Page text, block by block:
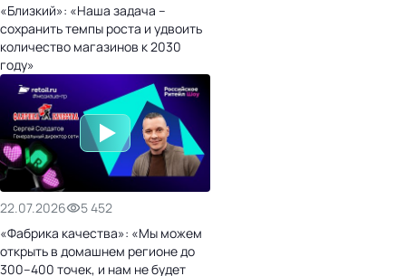
«Близкий»: «Наша задача –
сохранить темпы роста и удвоить
количество магазинов к 2030
году»
22.07.2026
5 452
«Фабрика качества»: «Мы можем
открыть в домашнем регионе до
300–400 точек, и нам не будет